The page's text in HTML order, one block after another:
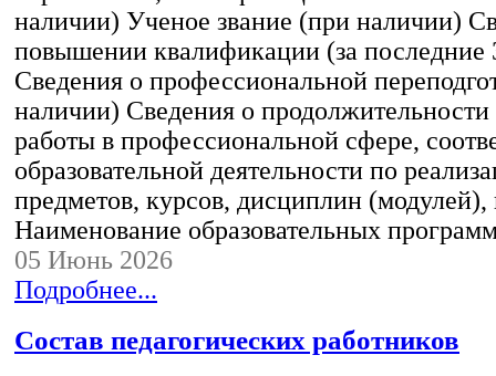
наличии) Ученое звание (при наличии)
повышении квалификации (за последние
Сведения о профессиональной
наличии) Сведения о
работы в профессиональной сфере,
образовательной деятельности по
предметов, курсов, дисциплин (модулей),
Наименование образовательных
05 Июнь 2026
Подробнее...
Состав педагогических работников